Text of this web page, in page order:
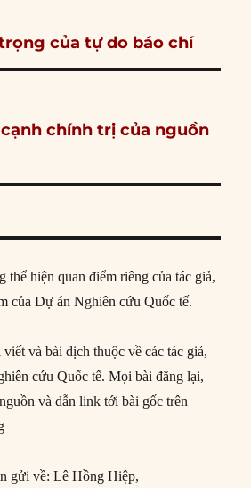
của tự do báo chí
chính trị của nguồn
thể hiện quan điểm riêng của tác giả,
của Dự án Nghiên cứu Quốc tế.
và bài dịch thuộc về các tác giả,
cứu Quốc tế. Mọi bài đăng lại,
và dẫn link tới bài gốc trên
gửi về: Lê Hồng Hiệp,